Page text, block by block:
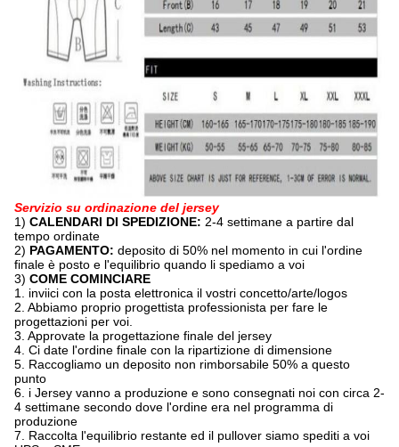
Servizio su ordinazione del jersey
1) CALENDARI DI SPEDIZIONE: 2-4 settimane a partire dal
tempo ordinate
2) PAGAMENTO: deposito di 50% nel momento in cui l'ordine
finale è posto e l'equilibrio quando li spediamo a voi
3) COME COMINCIARE
1. inviici con la posta elettronica il vostri concetto/arte/logos
2. Abbiamo proprio progettista professionista per fare le
progettazioni per voi.
3. Approvate la progettazione finale del jersey
4. Ci date l'ordine finale con la ripartizione di dimensione
5. Raccogliamo un deposito non rimborsabile 50% a questo
punto
6. i Jersey vanno a produzione e sono consegnati noi con circa 2-
4 settimane secondo dove l'ordine era nel programma di
produzione
7. Raccolta l'equilibrio restante ed il pullover siamo spediti a voi